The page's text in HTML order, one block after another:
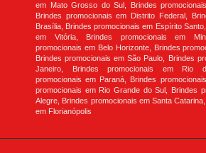
em Mato Grosso do Sul, Brindes
Brindes promocionais em Distrito Federal,
Brasília, Brindes promocionais em Espírito
em Vitória, Brindes promocionais em
promocionais em Belo Horizonte, Brindes
Brindes promocionais em São Paulo, Brindes
Janeiro, Brindes promocionais em Rio
promocionais em Paraná, Brindes
promocionais em Rio Grande do Sul, Brindes
Alegre, Brindes promocionais em Santa
em Florianópolis